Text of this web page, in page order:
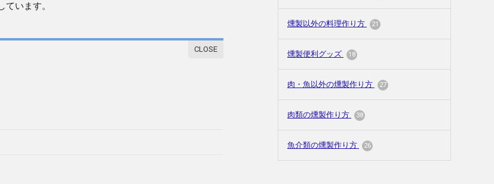
います。
燻製以外の料理作り方 21
燻製便利グッズ 18
肉・魚以外の燻製作り方 27
肉類の燻製作り方 38
魚介類の燻製作り方 26